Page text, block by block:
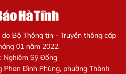
do Bộ Thông tin - Truyền thông cấp
01 năm 2022.
Nghiêm Sỹ Đống
Phan Đình Phùng, phường Thành